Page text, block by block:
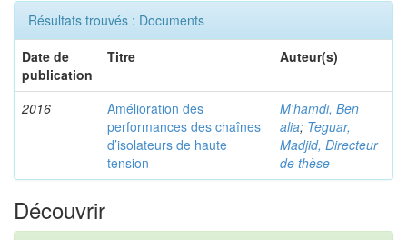
Résultats trouvés : Documents
Date de
publication
Titre Auteur(s)
2016
Amélioration des
performances des chaînes
d’isolateurs de haute
tension
M'hamdi, Ben
alia; Teguar,
Madjid, Directeur
de thèse
Découvrir